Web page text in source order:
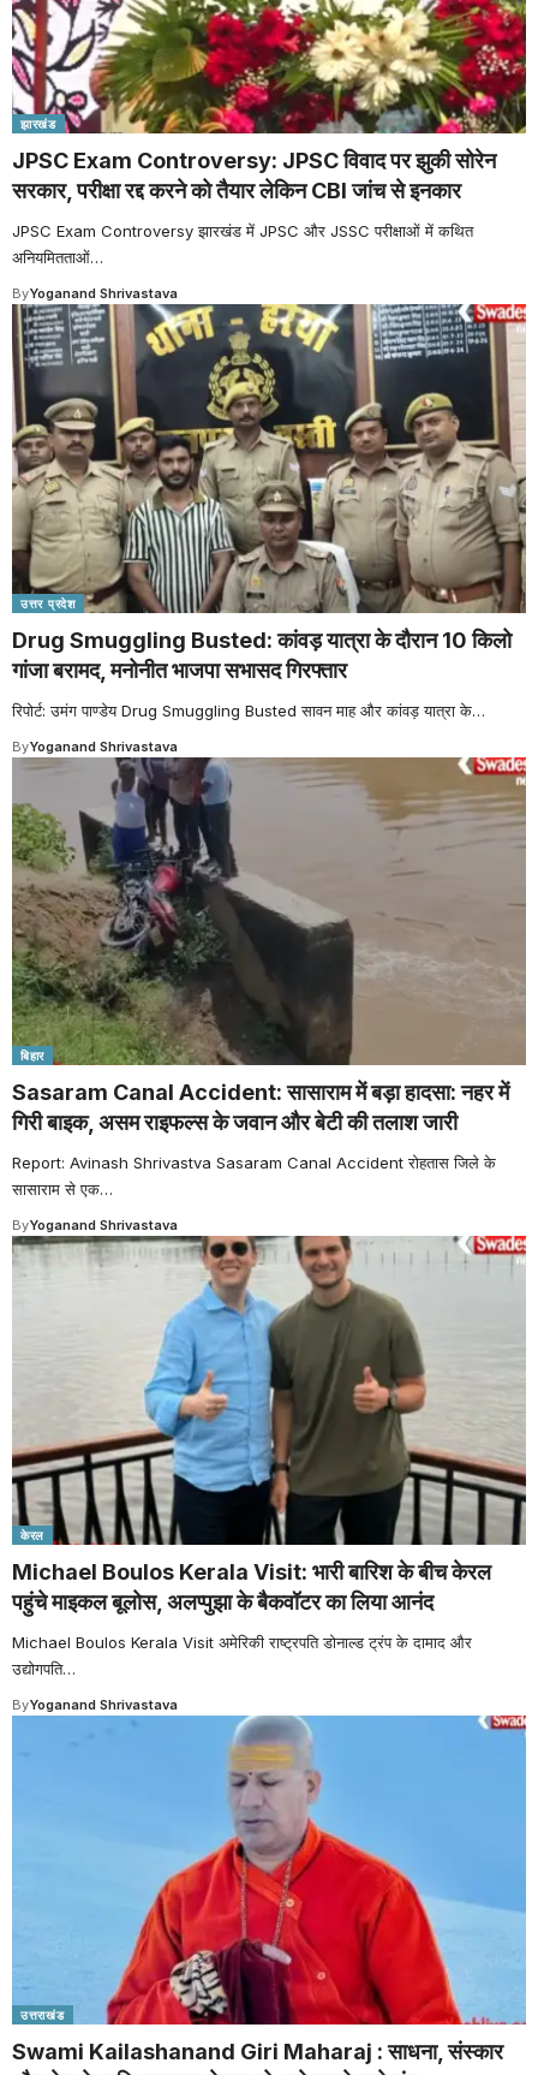
झारखंड
JPSC Exam Controversy: JPSC विवाद पर झुकी सोरेन
सरकार, परीक्षा रद्द करने को तैयार लेकिन CBI जांच से इनकार
JPSC Exam Controversy झारखंड में JPSC और JSSC परीक्षाओं में कथित
अनियमितताओं…
ByYoganand Shrivastava
उत्तर प्रदेश
Drug Smuggling Busted: कांवड़ यात्रा के दौरान 10 किलो
गांजा बरामद, मनोनीत भाजपा सभासद गिरफ्तार
रिपोर्ट: उमंग पाण्डेय Drug Smuggling Busted सावन माह और कांवड़ यात्रा के…
ByYoganand Shrivastava
बिहार
Sasaram Canal Accident: सासाराम में बड़ा हादसा: नहर में
गिरी बाइक, असम राइफल्स के जवान और बेटी की तलाश जारी
Report: Avinash Shrivastva Sasaram Canal Accident रोहतास जिले के
सासाराम से एक…
ByYoganand Shrivastava
केरल
Michael Boulos Kerala Visit: भारी बारिश के बीच केरल
पहुंचे माइकल बूलोस, अलप्पुझा के बैकवॉटर का लिया आनंद
Michael Boulos Kerala Visit अमेरिकी राष्ट्रपति डोनाल्ड ट्रंप के दामाद और
उद्योगपति…
ByYoganand Shrivastava
उत्तराखंड
Swami Kailashanand Giri Maharaj : साधना, संस्कार